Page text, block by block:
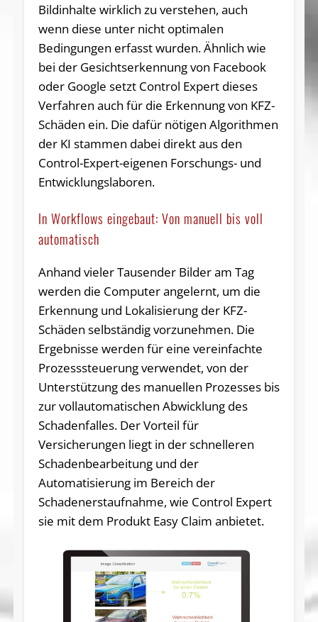
Bildinhalte wirklich zu verstehen, auch
wenn diese unter nicht optimalen
Bedingungen erfasst wurden. Ähnlich wie
bei der Gesichtserkennung von Facebook
oder Google setzt Control Expert dieses
Verfahren auch für die Erkennung von KFZ-
Schäden ein. Die dafür nötigen Algorithmen
der KI stammen dabei direkt aus den
Control-Expert-eigenen Forschungs- und
Entwicklungslaboren.
In Workflows eingebaut: Von manuell bis voll
automatisch
Anhand vieler Tausender Bilder am Tag
werden die Computer angelernt, um die
Erkennung und Lokalisierung der KFZ-
Schäden selbständig vorzunehmen. Die
Ergebnisse werden für eine vereinfachte
Prozesssteuerung verwendet, von der
Unterstützung des manuellen Prozesses bis
zur vollautomatischen Abwicklung des
Schadenfalles. Der Vorteil für
Versicherungen liegt in der schnelleren
Schadenbearbeitung und der
Automatisierung im Bereich der
Schadenerstaufnahme, wie Control Expert
sie mit dem Produkt Easy Claim anbietet.